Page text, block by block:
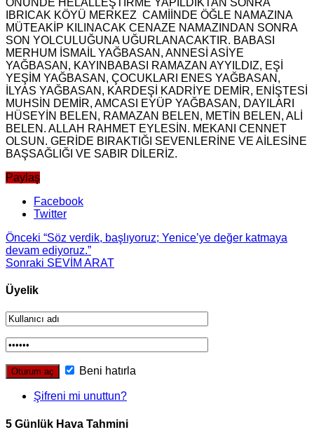
ÖNÜNDE HELALLEŞTİRME YAPILDIKTAN SONRA
IBRICAK KÖYÜ MERKEZ CAMİİNDE ÖĞLE NAMAZINA
MÜTEAKİP KILINACAK CENAZE NAMAZINDAN SONRA
SON YOLCULUĞUNA UĞURLANACAKTIR. BABASI
MERHUM İSMAİL YAĞBASAN, ANNESİ ASİYE
YAĞBASAN, KAYINBABASI RAMAZAN AYYILDIZ, EŞİ
YEŞİM YAĞBASAN, ÇOCUKLARI ENES YAĞBASAN,
İLYAS YAĞBASAN, KARDEŞİ KADRİYE DEMİR, ENİŞTESİ
MUHSİN DEMİR, AMCASI EYÜP YAĞBASAN, DAYILARI
HÜSEYİN BELEN, RAMAZAN BELEN, METİN BELEN, ALİ
BELEN. ALLAH RAHMET EYLESİN. MEKANI CENNET
OLSUN. GERİDE BIRAKTIĞI SEVENLERİNE VE AİLESİNE
BAŞSAĞLIĞI VE SABIR DİLERİZ.
Paylaş
Facebook
Twitter
Önceki “Söz verdik, başlıyoruz; Yenice’ye değer katmaya
devam ediyoruz.”
Sonraki SEVİM ARAT
Üyelik
Beni hatırla
Şifreni mi unuttun?
5 Günlük Hava Tahmini